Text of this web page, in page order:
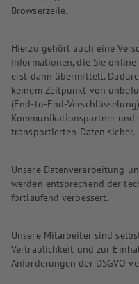
Browserzeile.
Hierzu gehört auch eine
Informationen, die Sie
erst dann übermittelt.
keinem Zeitpunkt von
(End-to-End-
Kommunikationspartner
transportierten Daten sicher.
Unsere Datenverarbeitung
werden entsprechend der
fortlaufend verbessert.
Unsere Mitarbeiter sind
Vertraulichkeit und zur
Anforderungen der DSGVO